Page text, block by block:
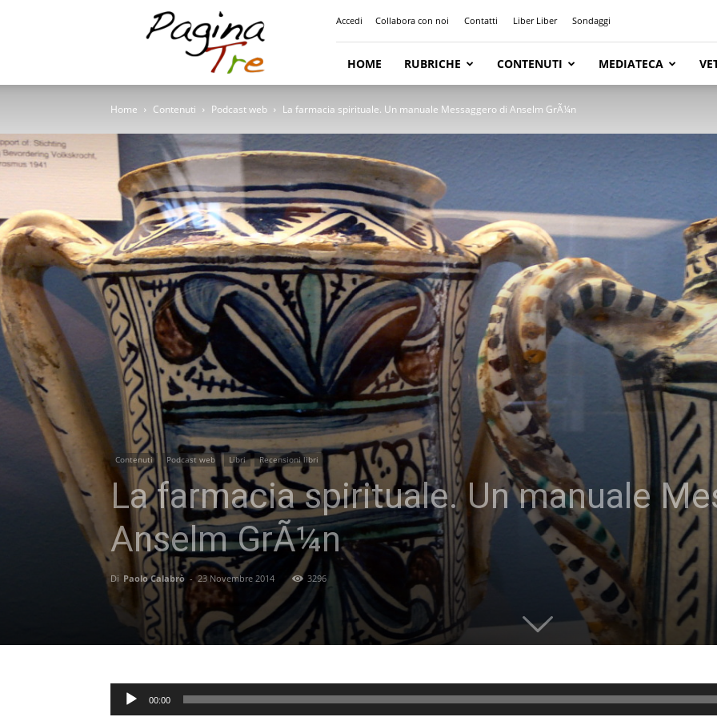
Accedi Collabora con noi Contatti Liber Liber Sondaggi
HOME RUBRICHE CONTENUTI MEDIATECA
Home Contenuti Podcast web La farmacia spirituale. Un manuale Messaggero di Anselm GrÃ¼n
Contenuti Podcast web Libri Recensioni libri
La farmacia spirituale. Un manuale
Anselm GrÃ¼n
Di Paolo Calabrò - 23 Novembre 2014 3296
Audio
Player
00:00